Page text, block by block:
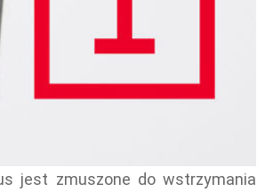
jest zmuszone do wstrzymania